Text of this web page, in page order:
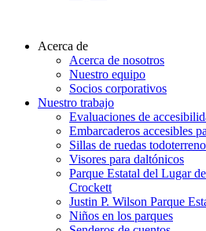
Acerca de
Acerca de nosotros
Nuestro equipo
Socios corporativos
Nuestro trabajo
Evaluaciones de
Embarcaderos accesibles
Sillas de ruedas todoterreno
Visores para daltónicos
Parque Estatal del Lugar
Crockett
Justin P. Wilson Parque
Niños en los parques